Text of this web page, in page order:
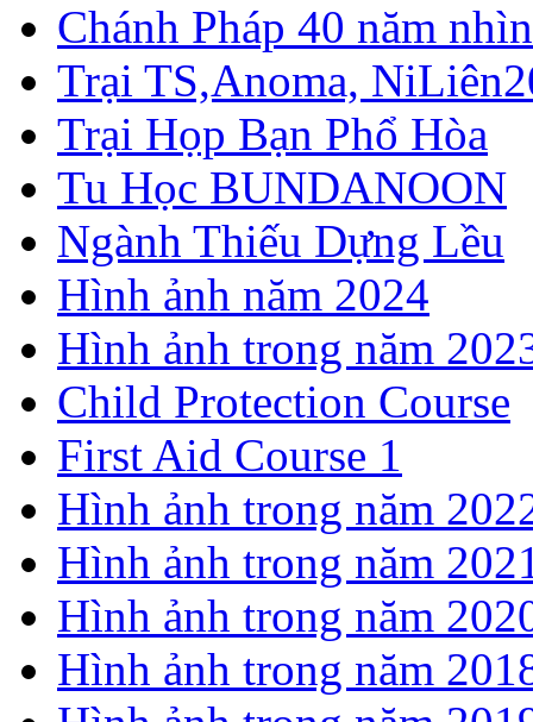
Chánh Pháp 40 năm
Trại TS,Anoma,
Trại Họp Bạn Phổ Hòa
Tu Học BUNDANOON
Ngành Thiếu Dựng Lều
Hình ảnh năm 2024
Hình ảnh trong năm
Child Protection Course
First Aid Course 1
Hình ảnh trong năm
Hình ảnh trong năm
Hình ảnh trong năm
Hình ảnh trong năm